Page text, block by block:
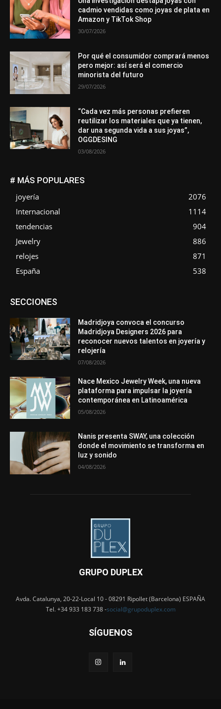
cadmio vendidas como joyas de plata en
Amazon y TikTok Shop
30/07/2026
Por qué el consumidor comprará menos
pero mejor: así será el comercio
minorista del futuro
29/07/2026
“Cada vez más personas prefieren
reutilizar los materiales que ya tienen,
dar una segunda vida a sus joyas”,
OGGDESING
03/08/2026
# MÁS POPULARES
joyería
2076
Internacional
1114
tendencias
904
Jewelry
886
relojes
871
España
538
SECCIONESAsociaciones
Entrevistas
Mundo Técnico
Novedades Opiniones
Perspectiva
Premios
Secciones Sin categoría
Más
Madridjoya convoca el concurso
Madridjoya Designers 2026 para
reconocer nuevos talentos en joyería y
relojería
07/08/2026
Nace Mexico Jewelry Week, una nueva
plataforma para impulsar la joyería
contemporánea en Latinoamérica
05/08/2026
Nanis presenta SWAY, una colección
donde el movimiento se transforma en
luz y sonido
04/08/2026
GRUPO DUPLEX
Avda. Catalunya, 20-22-Local 10 - 08291 Ripollet (Barcelona) ESPAÑA
Tel. +34 933 183 738 -social@grupoduplex.com
SÍGUENOS